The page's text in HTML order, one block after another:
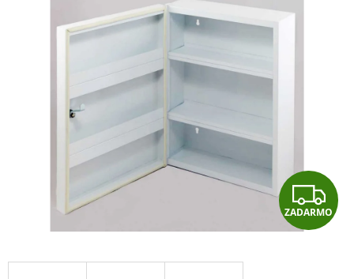
z
Z
A
ZADARMO